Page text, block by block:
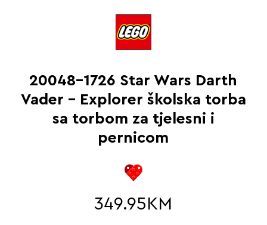
20048-1726 Star Wars Darth
Vader – Explorer školska torba
sa torbom za tjelesni i
pernicom
349.95 KM